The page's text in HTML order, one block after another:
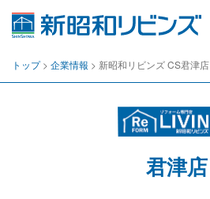
房
総
エ
ア
の
トップ> 企業情報 > 新昭和リビンズ CS君津店
君津店